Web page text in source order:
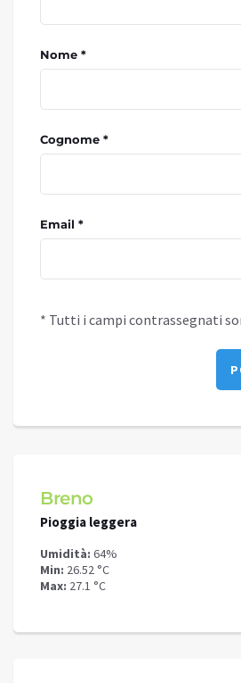
Nome *
Cognome *
Email *
* Tutti i campi contrassegnati
Breno
Pioggia leggera
Umidità: 64%
Min: 26.52 °C
Max: 27.1 °C